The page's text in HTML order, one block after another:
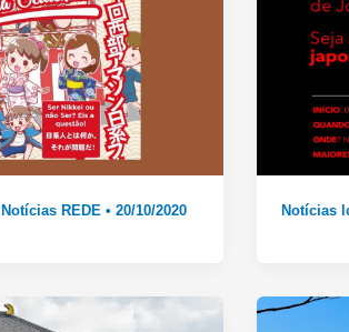
Notícias REDE • 20/10/2020 Notícias